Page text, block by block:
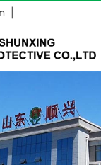
|